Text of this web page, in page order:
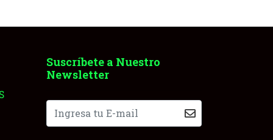
Suscríbete a Nuestro
Newsletter